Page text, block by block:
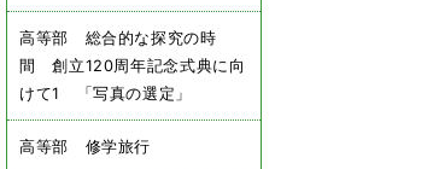
高等部 総合的な探究の時
間 創立120周年記念式典に向
けて1 「写真の選定」
高等部 修学旅行